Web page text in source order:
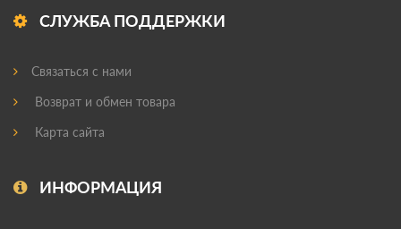
СЛУЖБА ПОДДЕРЖКИ
Связаться с нами
Возврат и обмен товара
Карта сайта
ИНФОРМАЦИЯ